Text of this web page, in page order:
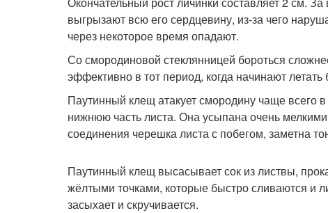
выгрызают всю его сердцевину, из-за чего
через некоторое время опадают.
Со смородиновой стеклянницей бороться
эффективно в тот период, когда начинают летать
Паутинный клещ атакует смородину чаще всего
нижнюю часть листа. Она усыпана очень
соединения черешка листа с побегом, заметна
Паутинный клещ высасывает сок из листвы,
жёлтыми точками, которые быстро сливаются и
засыхает и скручивается.